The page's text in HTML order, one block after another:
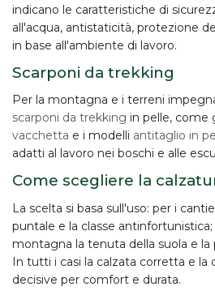
indicano le caratteristiche di
all'acqua, antistaticità, protezione
in base all'ambiente di lavoro.
Scarponi da trekking
Per la montagna e i terreni
scarponi da trekking in pelle, come
vacchetta e i modelli antitaglio in
adatti al lavoro nei boschi e alle
Come scegliere la
La scelta si basa sull'uso: per i
puntale e la classe antinfortunistica;
montagna la tenuta della suola e la
In tutti i casi la calzata corretta e la
decisive per comfort e durata.